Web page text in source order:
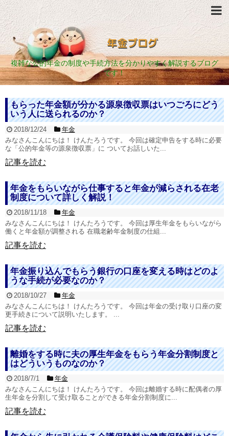
年金ブログ
複雑な公的年金の制度や手続方法を分かりやすく解説するブログ
です！
もらった年金額が分かる源泉徴収票はいつごろにどう
いう人に送られるのか？
2018/12/24
年金
みなさんこんにちは！ けんたろうです。 今回は確定申告をする時に必要
な「公的年金等の源泉徴収票」に ついてお話しいた...
記事を読む
年金をもらいながら仕事すると年金が減らされる在老
制度について詳しく解説！
2018/11/18
年金
みなさんこんにちは！ けんたろうです。 今回は厚生年金をもらいながら
働くと年金額が調整される 在職老齢年金制度の仕組...
記事を読む
年金振り込んでもらう銀行の口座を変える時はどのよ
うな手続が必要なのか？
2018/10/27
年金
みなさんこんにちは！ けんたろうです。 今回は年金の受け取り口座の変
更手続きについて説明いたします。 ...
記事を読む
離婚をする時に夫の厚生年金をもらう年金分割制度と
はどういうものなのか？
2018/7/1
年金
みなさんこんにちは！ けんたろうです。 今回は離婚する時に配偶者の厚
生年金を分割して受け取ることができる年金分割制度に...
記事を読む